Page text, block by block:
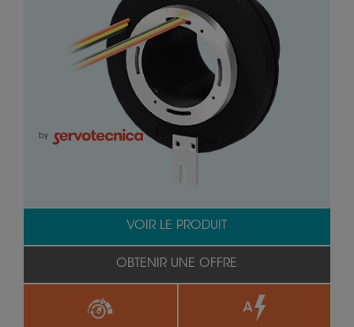
by
VOIR LE PRODUIT
OBTENIR UNE OFFRE